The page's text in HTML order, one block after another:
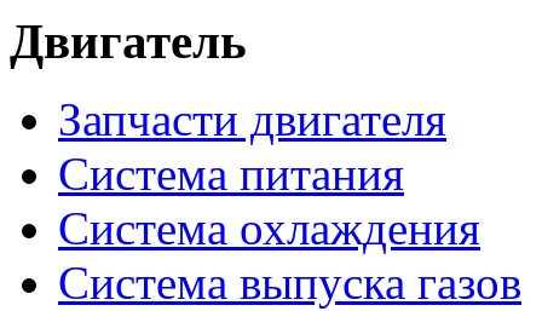
Двигатель
Запчасти двигателя
Система питания
Система охлаждения
Система выпуска газов